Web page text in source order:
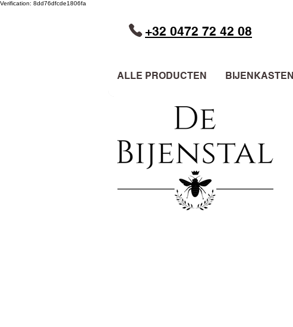
Verification: 8dd76dfcde1806fa
+32 0472 72 42 08
ALLE PRODUCTEN BIJENKASTEN